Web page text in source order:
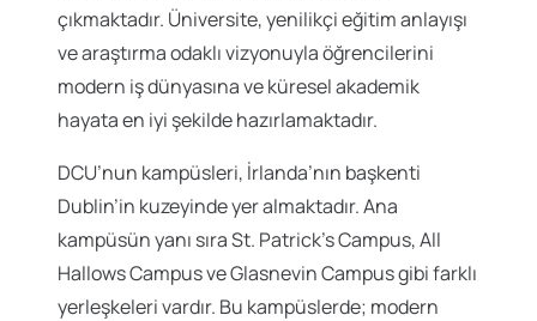
çıkmaktadır. Üniversite, yenilikçi eğitim anlayışı
ve araştırma odaklı vizyonuyla öğrencilerini
modern iş dünyasına ve küresel akademik
hayata en iyi şekilde hazırlamaktadır.
DCU’nun kampüsleri, İrlanda’nın başkenti
Dublin’in kuzeyinde yer almaktadır. Ana
kampüsün yanı sıra St. Patrick’s Campus, All
Hallows Campus ve Glasnevin Campus gibi farklı
yerleşkeleri vardır. Bu kampüslerde; modern